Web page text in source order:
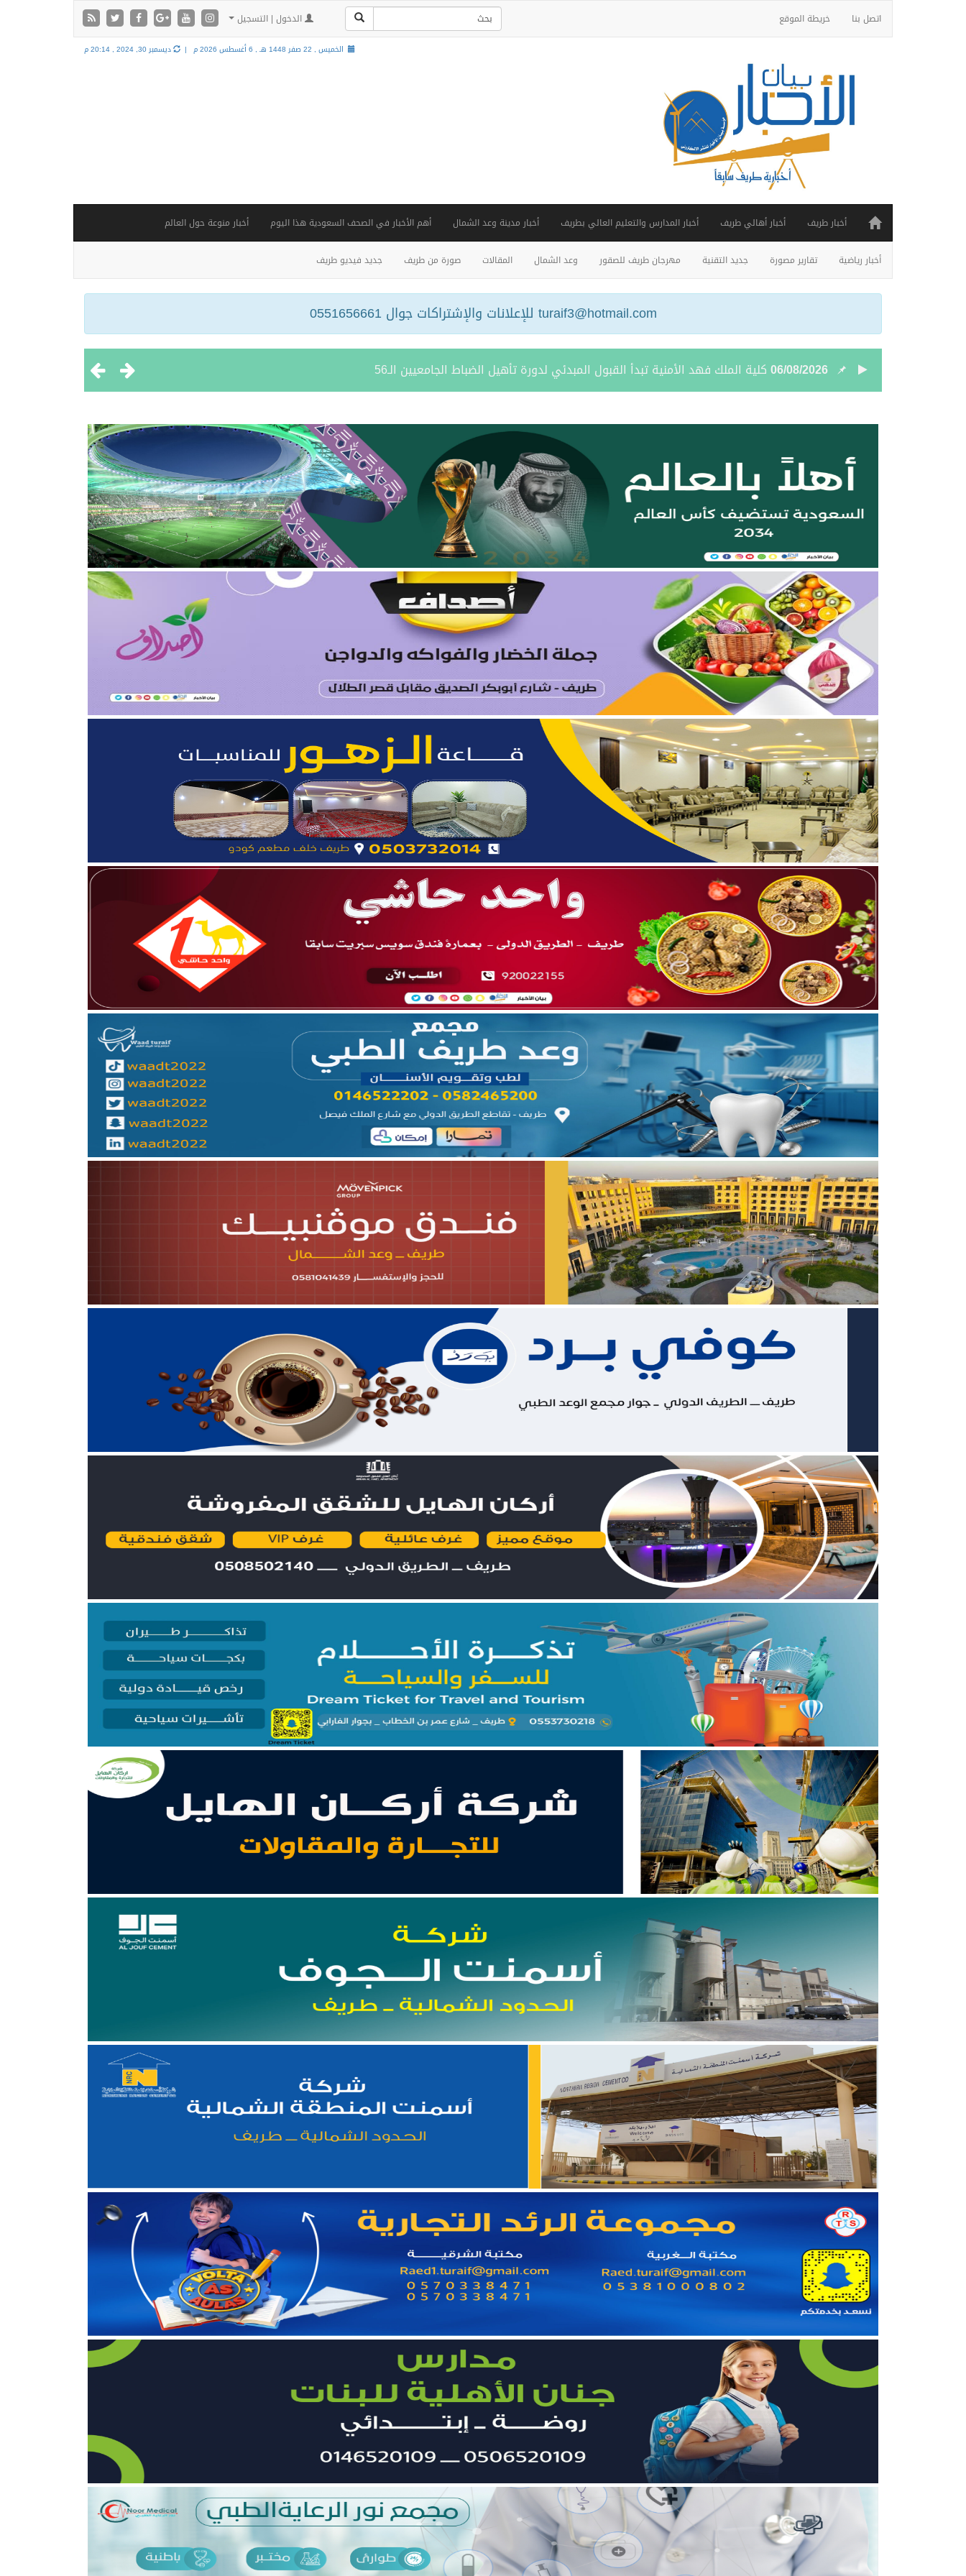
اتصل بنا خريطة الموقع الدخول | التسجيل
الخميس , 22 صفر 1448 هـ , 6 أغسطس 2026 م | ديسمبر 30, 2024 , 20:14 م
أخبار طريف أخبار أهالي طريف أخبار المدارس والتعليم العالي بطريف أخبار مدينة وعد الشمال أهم الأخبار في الصحف السعودية هذا اليوم أخبار منوعة حول العالم
أخبار رياضية تقارير مصورة جديد التقنية مهرجان طريف للصقور وعد الشمال المقالات صورة من طريف جديد فيديو طريف
turaif3@hotmail.com للإعلانات والإشتراكات جوال 0551656661
06/08/2026 شامان الرويلي ينال الماجستير في الإعلام الرقمي من جامعة الزرقاء
06/08/2026
إخبارية طريف تعزي في وفاة رئيس نادي التضامن السابق عبدالله بن عباس الشمري
المعهد التقني للتعدين يعلن فتح باب القبول لبرنامج التدريب المبتدئ بالتوظيف
05/08/2026بالفيديو والصور .. نادي أيتام طريف ينظم برنامجًا قيميًا عن التعاون والعمل الجماعي
05/08/2026
نائب أمير الحدود الشمالية يستقبل مدير فرع وزارة الرياضة وأعضاء نادي المساعدية بمناسبة تحقيق بطولتين إقليميتين
05/08/2026جمعية “ثروة” وغرفة الحدود الشمالية توقعان اتفاقية تعاون لتعزيز الاستثمار وتنمية قطاع الثروة الحيوانية
04/08/2026بالصور.. علي بن زيدان الشمري يحتفل بزواج ابنه “فواز”
04/08/2026بالصور.. محمد بن سعود رقاد الرويلي يحتفل بزواج ابنه “عمر”
06/08/2026كلية الملك فهد الأمنية تبدأ القبول المبدئي لدورة تأهيل الضباط الجامعيين الـ56